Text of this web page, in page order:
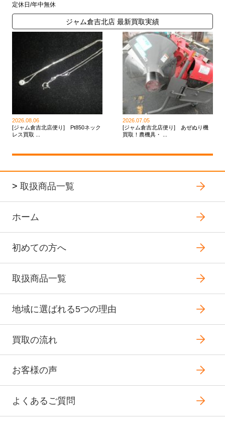
定休日/年中無休
ジャム倉吉北店 最新買取実績
2026.08.06
[ジャム倉吉北店便り] Pt850ネック
レス買取 ...
2026.07.05
[ジャム倉吉北店便り] あぜぬり機
買取！農機具・ ...
> 取扱商品一覧
ホーム
初めての方へ
取扱商品一覧
地域に選ばれる5つの理由
買取の流れ
お客様の声
よくあるご質問